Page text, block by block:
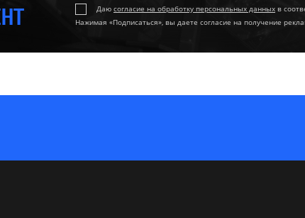
Даю согласие на обработку персональных данных в
Нажимая «Подписаться», вы даете согласие на получение